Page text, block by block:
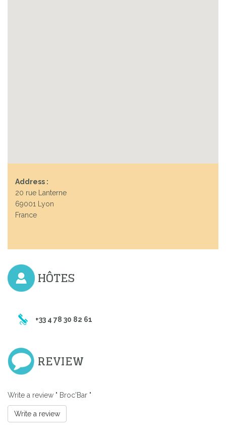
Address :
20 rue Lanterne
69001 Lyon
France
HÔTES
+33 4 78 30 82 61
REVIEW
Write a review " Broc'Bar "
Write a review